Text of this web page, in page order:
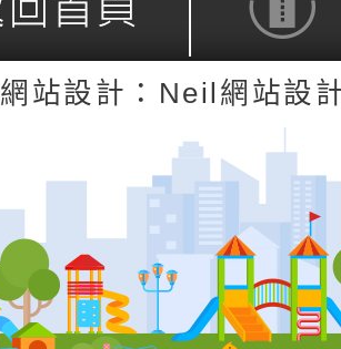
返回頂端
網站設計：Neil網站設